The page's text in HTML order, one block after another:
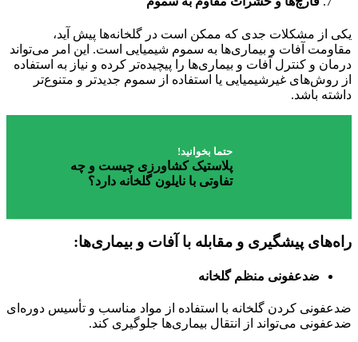
یکی از مشکلات جدی که ممکن است در گلخانه‌ها پیش آید،
مقاومت آفات و بیماری‌ها به سموم شیمیایی است. این امر می‌تواند
درمان و کنترل آفات و بیماری‌ها را پیچیده‌تر کرده و نیاز به استفاده
از روش‌های غیرشیمیایی یا استفاده از سموم جدیدتر و متنوع‌تر
داشته باشد.
حتما بخوانید!
پلاستیک کشاورزی چیست و چه
تفاوتی با نایلون گلخانه دارد؟
راه‌های پیشگیری و مقابله با آفات و بیماری‌ها:
ضدعفونی منظم گلخانه
ضدعفونی کردن گلخانه با استفاده از مواد مناسب و تأسیس دوره‌ای
ضدعفونی می‌تواند از انتقال بیماری‌ها جلوگیری کند.